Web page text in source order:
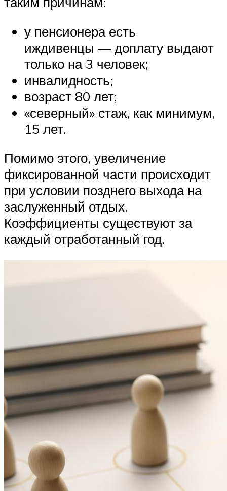
у пенсионера есть
иждивенцы — доплату выдают
только на 3 человек;
инвалидность;
возраст 80 лет;
«северный» стаж, как минимум,
15 лет.
Помимо этого, увеличение
фиксированной части происходит
при условии позднего выхода на
заслуженный отдых.
Коэффициенты существуют за
каждый отработанный год.